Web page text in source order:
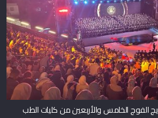
الفوج الخامس والأربعين من كليات الطب